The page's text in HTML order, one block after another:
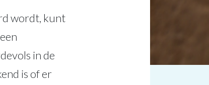
wordt, kunt
in de
is of er